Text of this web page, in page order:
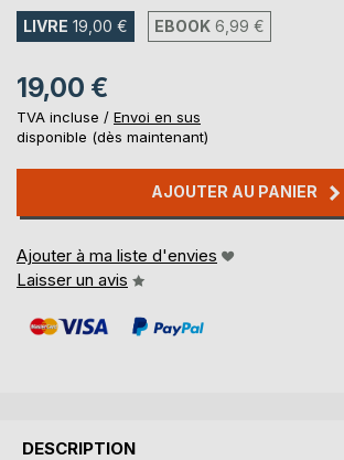
LIVRE 19,00 € EBOOK 6,99 €
19,00 €
TVA incluse / Envoi en sus
disponible (dès maintenant)
AJOUTER AU PANIER
Ajouter à ma liste d'envies
Laisser un avis
DESCRIPTION